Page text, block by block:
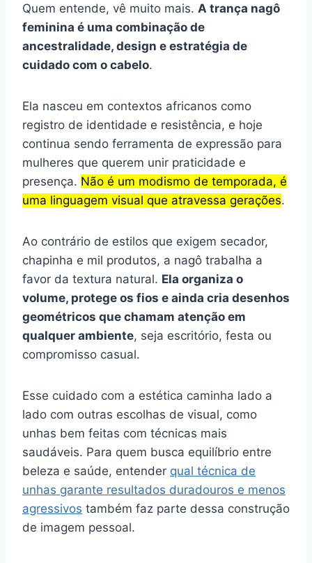
Quem entende, vê muito mais. A trança nagô
feminina é uma combinação de
ancestralidade, design e estratégia de
cuidado com o cabelo.
Ela nasceu em contextos africanos como
registro de identidade e resistência, e hoje
continua sendo ferramenta de expressão para
mulheres que querem unir praticidade e
presença. Não é um modismo de temporada, é
uma linguagem visual que atravessa gerações.
Ao contrário de estilos que exigem secador,
chapinha e mil produtos, a nagô trabalha a
favor da textura natural. Ela organiza o
volume, protege os fios e ainda cria desenhos
geométricos que chamam atenção em
qualquer ambiente, seja escritório, festa ou
compromisso casual.
Esse cuidado com a estética caminha lado a
lado com outras escolhas de visual, como
unhas bem feitas com técnicas mais
saudáveis. Para quem busca equilíbrio entre
beleza e saúde, entender qual técnica de
unhas garante resultados duradouros e menos
agressivos também faz parte dessa construção
de imagem pessoal.